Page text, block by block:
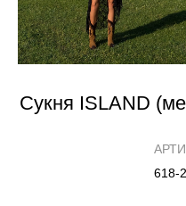
Сукня ISLAND
618-